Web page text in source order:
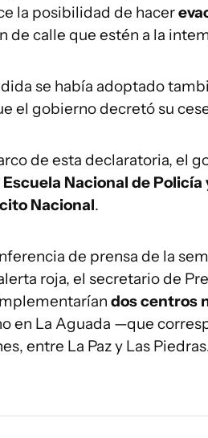
la posibilidad de hacer
de calle que estén a la
se había adoptado
el gobierno decretó su
de esta declaratoria, el
Escuela Nacional de
Nacional.
de prensa de la
roja, el secretario de
dos centros
en La Aguada —que
entre La Paz y Las